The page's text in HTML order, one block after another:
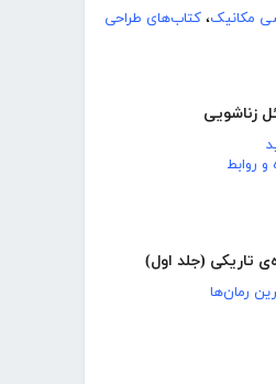
مکانیک، کتاب‌های طراحی
زناشویی
و روابط
تاریکی (جلد اول)
رمان‌ها